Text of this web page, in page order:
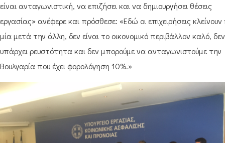
είναι ανταγωνιστική, να επιζήσει και να δημιουργήσει θέσεις
εργασίας» ανέφερε και πρόσθεσε: «Εδώ οι επιχειρήσεις κλείνουν
μία μετά την άλλη, δεν είναι το οικονομικό περιβάλλον καλό, δεν
υπάρχει ρευστότητα και δεν μπορούμε να ανταγωνιστούμε την
Βουλγαρία που έχει φορολόγηση 10%.»